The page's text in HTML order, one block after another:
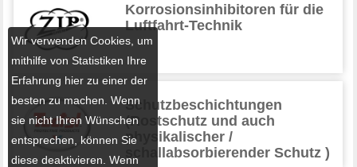
Korrosionsinhibitoren für die
Luftfahrt-Technik
Schutzbeschichtungen
(Rostschutz und auch
physikalischer /
schallabsorbierender Schutz )
Wir verwenden Cookies, um
mithilfe von Statistiken Ihre
Erfahrung hier zu einer der
besten zu machen. Wenn
sie nicht Ihren Wünschen
entsprechen, können Sie
diese deaktivieren. Wenn